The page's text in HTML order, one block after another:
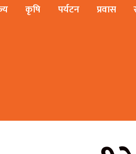
कृषि पर्यटन प्रवास